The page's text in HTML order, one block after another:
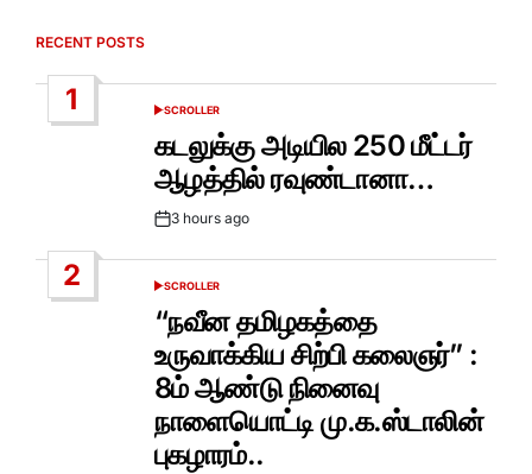
RECENT POSTS
1
POSTED
SCROLLER
கடலுக்கு அடியில 250 மீட்டர்
ஆழத்தில் ரவுண்டானா…
Post3 hours ago
2
POSTED
IN
SCROLLER
“நவீன தமிழகத்தை
உருவாக்கிய சிற்பி கலைஞர்” :
8ம் ஆண்டு நினைவு
நாளையொட்டி மு.க.ஸ்டாலின்
புகழாரம்..